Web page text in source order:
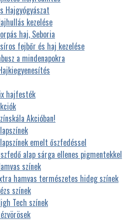
Hajgyógyászat
kezelése
haj, Seboria
fejbőr és haj kezelése
a mindenapokra
hajfesték
Akcióban!
emelt őszfedéssel
alap sárga ellenes pigmentekkel
színek
hamvas természetes hideg színek
színek
Tech színek